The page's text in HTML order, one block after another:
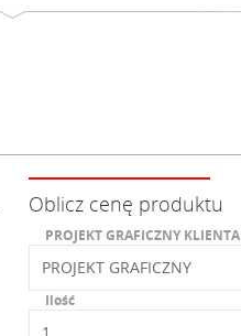
Oblicz cenę produktu
PROJEKT GRAFICZNY KLIENTA
Ilość